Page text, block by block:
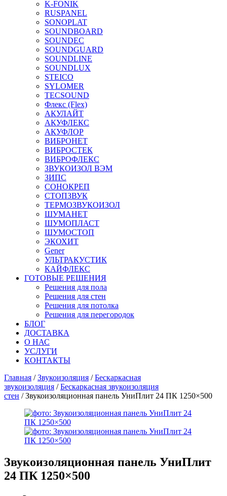
K-FONIK
RUSPANEL
SONOPLAT
SOUNDBOARD
SOUNDEC
SOUNDGUARD
SOUNDLINE
SOUNDLUX
STEICO
SYLOMER
TECSOUND
Флекс (Flex)
АКУЛАЙТ
АКУФЛЕКС
АКУФЛОР
ВИБРОНЕТ
ВИБРОСТЕК
ВИБРОФЛЕКС
ЗВУКОИЗОЛ ВЭМ
ЗИПС
СОНОКРЕП
СТОПЗВУК
ТЕРМОЗВУКОИЗОЛ
ШУМАНЕТ
ШУМОПЛАСТ
ШУМОСТОП
ЭКОХИТ
Gener
УЛЬТРАКУСТИК
КАЙФЛЕКС
ГОТОВЫЕ РЕШЕНИЯ
Решения для пола
Решения для стен
Решения для потолка
Решения для перегородок
БЛОГ
ДОСТАВКА
О НАС
УСЛУГИ
КОНТАКТЫ
Главная /Звукоизоляция /Бескаркасная
звукоизоляция /Бескаркасная звукоизоляция
стен / Звукоизоляционная панель УниПлит 24 ПК 1250×500
Звукоизоляционная панель УниПлит
24 ПК 1250×500